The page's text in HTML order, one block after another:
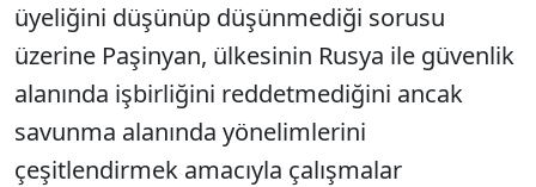
üyeliğini düşünüp düşünmediği sorusu
üzerine Paşinyan, ülkesinin Rusya ile güvenlik
alanında işbirliğini reddetmediğini ancak
savunma alanında yönelimlerini
çeşitlendirmek amacıyla çalışmalar